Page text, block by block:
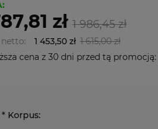
zł 1 986,45 zł
netto: 1 453,50 zł 1 615,00 zł
cena z 30 dni przed tą promocją:
* Korpus: